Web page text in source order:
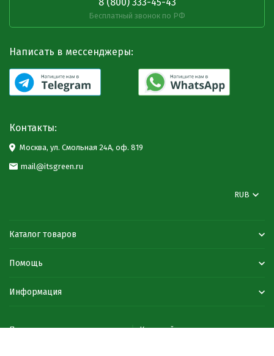
Бесплатный звонок по РФ
Написать в мессенджеры:
Контакты:
Москва, ул. Смольная 24А, оф. 819
mail@itsgreen.ru
RUB
Каталог товаров
Помощь
Информация
Политика персональных данных Карта сайта